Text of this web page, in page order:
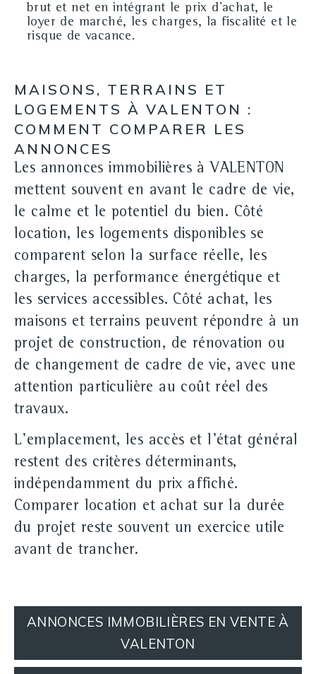
brut et net en intégrant le prix d'achat, le
loyer de marché, les charges, la fiscalité et le
risque de vacance.
MAISONS, TERRAINS ET
LOGEMENTS À VALENTON :
COMMENT COMPARER LES
ANNONCES
Les annonces immobilières à VALENTON
mettent souvent en avant le cadre de vie,
le calme et le potentiel du bien. Côté
location, les logements disponibles se
comparent selon la surface réelle, les
charges, la performance énergétique et
les services accessibles. Côté achat, les
maisons et terrains peuvent répondre à un
projet de construction, de rénovation ou
de changement de cadre de vie, avec une
attention particulière au coût réel des
travaux.
L'emplacement, les accès et l'état général
restent des critères déterminants,
indépendamment du prix affiché.
Comparer location et achat sur la durée
du projet reste souvent un exercice utile
avant de trancher.
ANNONCES IMMOBILIÈRES EN VENTE À
VALENTON